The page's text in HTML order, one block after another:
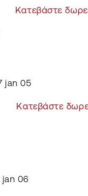
Κατεβάστε
Κατεβάστε